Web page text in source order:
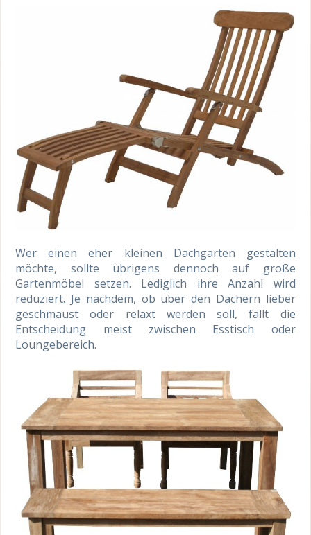
Wer einen eher kleinen Dachgarten gestalten
möchte, sollte übrigens dennoch auf große
Gartenmöbel setzen. Lediglich ihre Anzahl wird
reduziert. Je nachdem, ob über den Dächern lieber
geschmaust oder relaxt werden soll, fällt die
Entscheidung meist zwischen Esstisch oder
Loungebereich.